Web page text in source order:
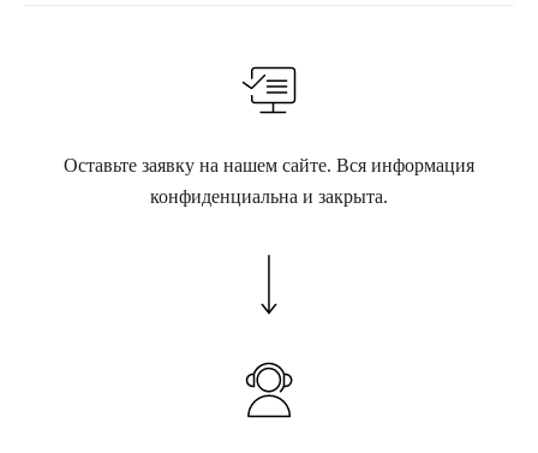
Оставьте заявку на нашем сайте. Вся информация
конфиденциальна и закрыта.